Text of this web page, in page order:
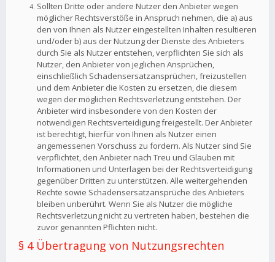
Sollten Dritte oder andere Nutzer den Anbieter wegen
möglicher Rechtsverstöße in Anspruch nehmen, die a) aus
den von Ihnen als Nutzer eingestellten Inhalten resultieren
und/oder b) aus der Nutzung der Dienste des Anbieters
durch Sie als Nutzer entstehen, verpflichten Sie sich als
Nutzer, den Anbieter von jeglichen Ansprüchen,
einschließlich Schadensersatzansprüchen, freizustellen
und dem Anbieter die Kosten zu ersetzen, die diesem
wegen der möglichen Rechtsverletzung entstehen. Der
Anbieter wird insbesondere von den Kosten der
notwendigen Rechtsverteidigung freigestellt. Der Anbieter
ist berechtigt, hierfür von Ihnen als Nutzer einen
angemessenen Vorschuss zu fordern. Als Nutzer sind Sie
verpflichtet, den Anbieter nach Treu und Glauben mit
Informationen und Unterlagen bei der Rechtsverteidigung
gegenüber Dritten zu unterstützen. Alle weitergehenden
Rechte sowie Schadensersatzansprüche des Anbieters
bleiben unberührt. Wenn Sie als Nutzer die mögliche
Rechtsverletzung nicht zu vertreten haben, bestehen die
zuvor genannten Pflichten nicht.
§ 4 Übertragung von Nutzungsrechten